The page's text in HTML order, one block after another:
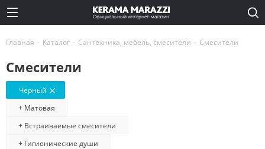
Официальный интернет-магазин
Главная - Каталог - Сантехника, мебель, смесители - Смесители
Смесители
Черный
+ Матовая
+ Встраиваемые смесители
+ Гигиенические души